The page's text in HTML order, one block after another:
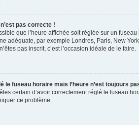
n’est pas correcte !
que l’heure affichée soit réglée sur un
adéquate, par exemple Londres, Paris, New
pas inscrit, c’est l’occasion idéale de le faire.
le fuseau horaire mais l’heure n’est toujours
certain d’avoir correctement réglé le fuseau
ce problème.